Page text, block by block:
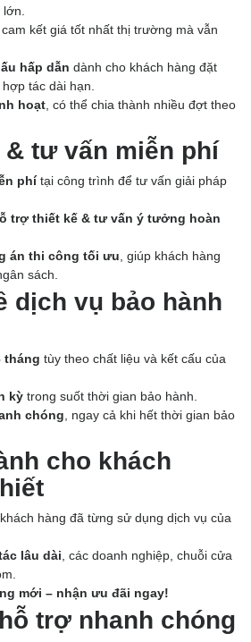
, cam kết giá tốt nhất thị trường mà vẫn
hấp dẫn dành cho khách hàng đặt
tác dài hạn.
hoạt , có thể chia thành nhiều đợt theo
& tư vấn miễn phí
phítại công trình để tư vấn giải pháp
trợ thiết kế & tư vấn ý tưởng hoàn
án thi công tối ưu , giúp khách hàng
sách.
dịch vụ bảo hành
tháng tùy theo chất liệu và kết cấu của
kỳ trong suốt thời gian bảo hành.
chóng , ngay cả khi hết thời gian bảo
cho khách
hàng đã từng sử dụng dịch vụ của
lâu dài , các doanh nghiệp, chuỗi cửa
mới – nhận ưu đãi ngay!
trợ nhanh chóng